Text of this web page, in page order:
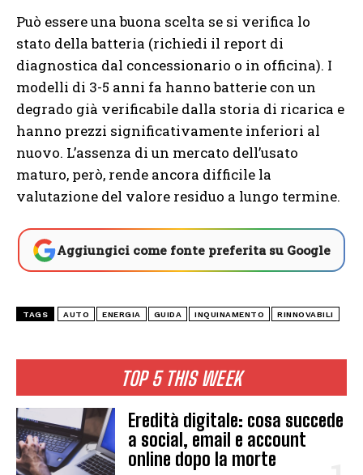
TOP 5 THIS WEEK
Eredità digitale: cosa succede
a social, email e account
online dopo la morte
Può essere una buona scelta se si verifica lo
stato della batteria (richiedi il report di
diagnostica dal concessionario o in officina). I
modelli di 3-5 anni fa hanno batterie con un
degrado già verificabile dalla storia di ricarica e
hanno prezzi significativamente inferiori al
nuovo. L’assenza di un mercato dell’usato
maturo, però, rende ancora difficile la
valutazione del valore residuo a lungo termine.
Aggiungici come fonte preferita su Google
TAGS AUTO ENERGIA GUIDA INQUINAMENTO RINNOVABILI